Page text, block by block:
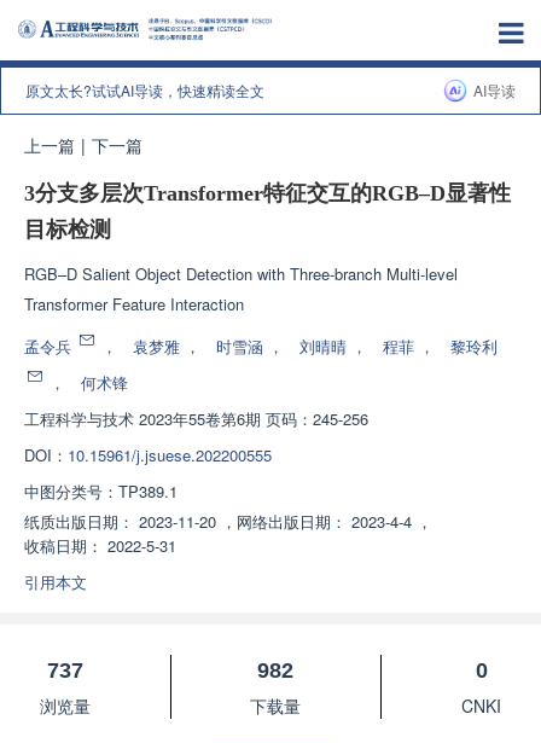
原文太长?试试AI导读，快速精读全文 AI导读
上一篇 | 下一篇
3分支多层次Transformer特征交互的RGB–D显著性
目标检测
RGB–D Salient Object Detection with Three-branch Multi-level
Transformer Feature Interaction
孟令兵
， 袁梦雅 ， 时雪涵 ， 刘晴晴 ， 程菲 ，
黎玲利
，
何术锋
工程科学与技术 2023年55卷第6期 页码：245-256
DOI： 10.15961/j.jsuese.202200555
中图分类号： TP389.1
纸质出版日期： 2023-11-20 ， 网络出版日期： 2023-4-4 ，
收稿日期： 2022-5-31
引用本文
737
浏览量
982
下载量
0
CNKI